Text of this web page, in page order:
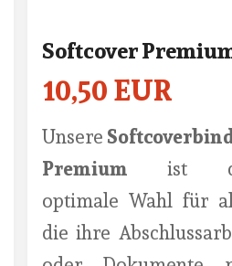
Softcover
10,50 EUR
Unsere
Premium ist
optimale Wahl für
die ihre